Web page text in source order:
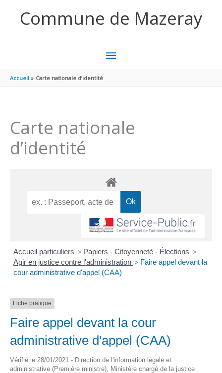
Commune de Mazeray
MENU
Accueil Carte nationale d’identité
Carte nationale
d’identité
Accueil particuliers > Papiers - Citoyenneté - Élections >
Agir en justice contre l'administration > Faire appel devant la
cour administrative d'appel (CAA)
Fiche pratique
Faire appel devant la cour
administrative d'appel (CAA)
Vérifié le 28/01/2021 - Direction de l'information légale et
administrative (Première ministre), Ministère chargé de la justice